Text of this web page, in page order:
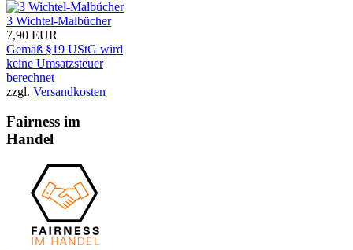
3 Wichtel-Malbücher
7,90 EUR
Gemäß §19 UStG wird
keine Umsatzsteuer
berechnet
zzgl. Versandkosten
Fairness im
Handel